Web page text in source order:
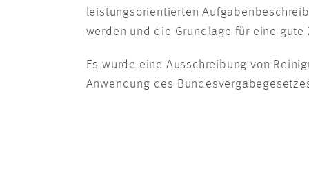
leistungsorientierten
werden und die Grundlage für eine
Es wurde eine Ausschreibung von
Anwendung des